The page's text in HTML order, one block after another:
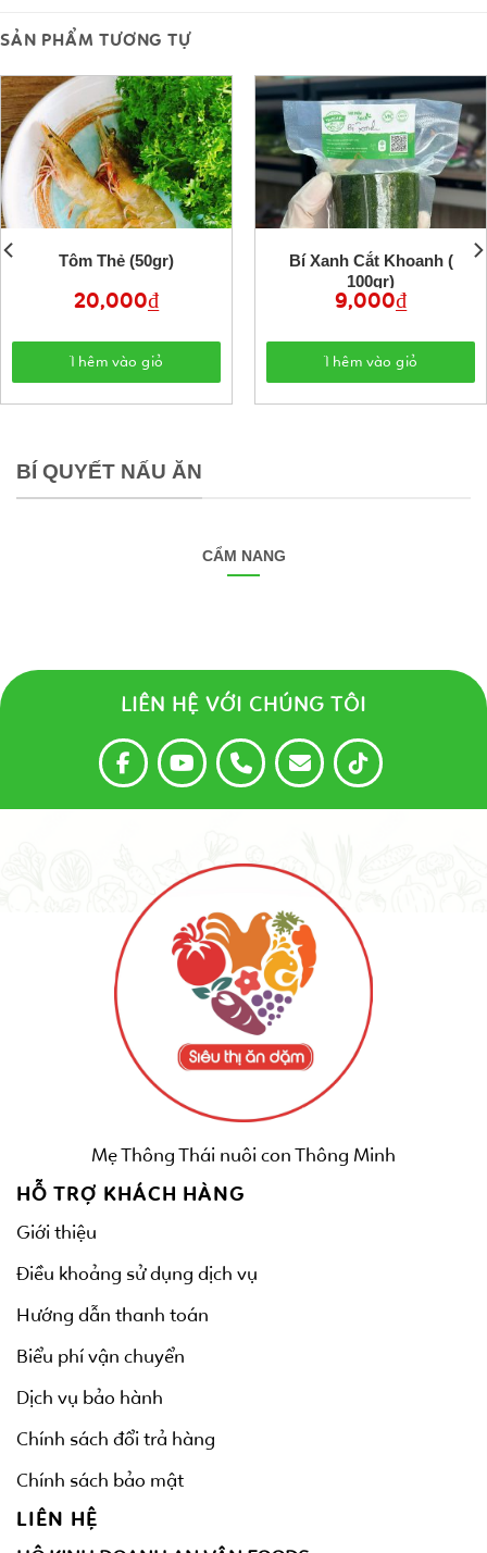
SẢN PHẨM TƯƠNG TỰ
Tôm Thẻ (50gr)
20,000₫
Thêm vào giỏ
Bí Xanh Cắt Khoanh (
100gr)
9,000₫
Thêm vào giỏ
BÍ QUYẾT NẤU ĂN
CẨM NANG
LIÊN HỆ VỚI CHÚNG TÔI
Mẹ Thông Thái nuôi con Thông Minh
HỖ TRỢ KHÁCH HÀNG
Giới thiệu
Điều khoảng sử dụng dịch vụ
Hướng dẫn thanh toán
Biểu phí vận chuyển
Dịch vụ bảo hành
Chính sách đổi trả hàng
Chính sách bảo mật
LIÊN HỆ